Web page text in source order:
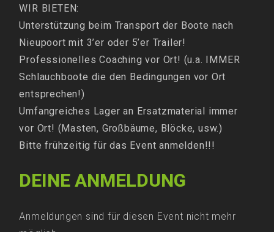
WIR BIETEN:
Unterstützung beim Transport der Boote nach
Nieupoort mit 3’er oder 5’er Trailer!
Professionelles Coaching vor Ort! (u.a. IMMER
Schlauchboote die den Bedingungen vor Ort
entsprechen!)
Umfangreiches Lager an Ersatzmaterial immer
vor Ort! (Masten, Großbäume, Blöcke, usw.)
Bitte frühzeitig für das Event anmelden!!!
DEINE ANMELDUNG
Anmeldungen sind für diesen Event nicht mehr